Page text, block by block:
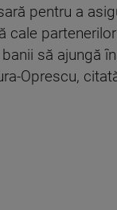
pentru a
cale
să ajungă
Oprescu,